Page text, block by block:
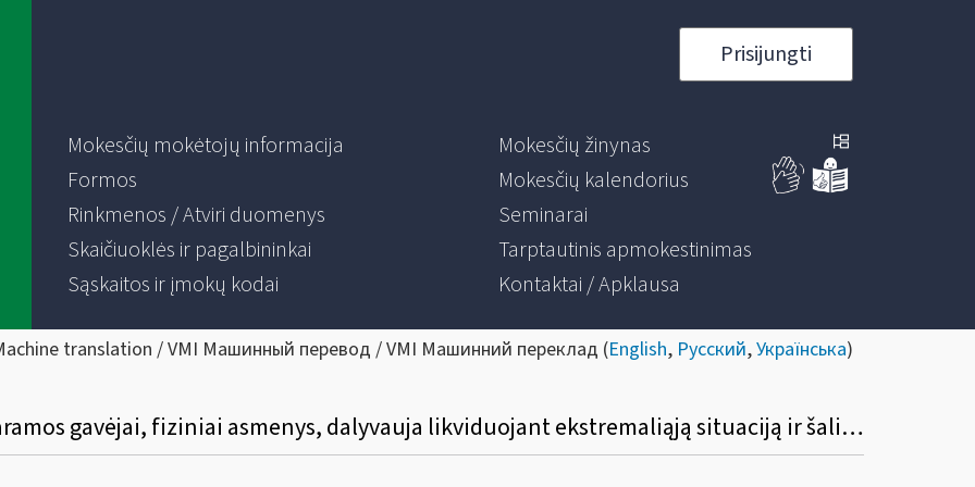
Prisijungti
Mokesčių mokėtojų informacija
Formos
Rinkmenos / Atviri duomenys
Skaičiuoklės ir pagalbininkai
Sąskaitos ir įmokų kodai
Mokesčių žinynas
Mokesčių kalendorius
Seminarai
Tarptautinis apmokestinimas
Kontaktai / Apklausa
translation / VMI Машинный перевод / VMI Машинний переклад (English, Русский,Українська)
LPĮ 7 straipsnio 2-1 dalyje nurodyti paramos gavėjai, fiziniai asmenys, dalyvauja likviduojant ekstremaliąją situaciją ir šalinant jos padarinius, ir iš UAB gauna paramą turtu (transporto priemone). Ar paramos gavėjas tokiu turtu gali naudotis tik laikotarpiu kai likviduojami ekstremalios situacijos padariniai, o po to turi grąžinti, nors tai nenumatyta paramos teikimo dokumente? Kaip tokiu atveju gauta (suteikta) parama nurodoma ataskaitose?